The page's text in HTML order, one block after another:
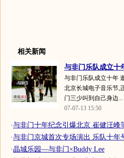
相关新闻
与非门乐队成立十
与非门乐队成立十年
北京长城电子音乐节,
门三少叫到自己身边...
07-07-13 15:50
·与非门十年纪念引爆北京 崔健汪峰
·与非门京城首次专场演出 乐队十年
·晶城乐园—与非门×Buddy Lee